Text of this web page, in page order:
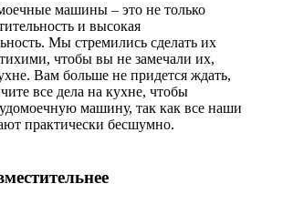
машины – это не только
и высокая
Мы стремились сделать их
чтобы вы не замечали их,
Вам больше не придется ждать,
все дела на кухне, чтобы
машину, так как все наши
практически бесшумно.